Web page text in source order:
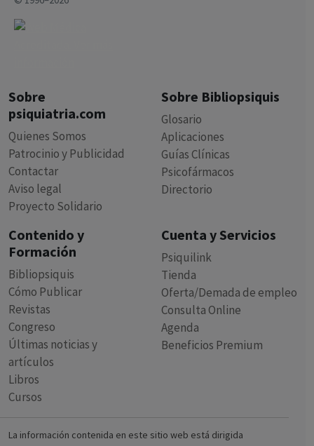
Sobre
psiquiatria.com
Quienes Somos
Patrocinio y Publicidad
Contactar
Aviso legal
Proyecto Solidario
Sobre Bibliopsiquis
Glosario
Aplicaciones
Guías Clínicas
Psicofármacos
Directorio
Contenido y
Formación
Bibliopsiquis
Cómo Publicar
Revistas
Congreso
Últimas noticias y
artículos
Libros
Cursos
Cuenta y Servicios
Psiquilink
Tienda
Oferta/Demada de empleo
Consulta Online
Agenda
Beneficios Premium
La información contenida en este sitio web está dirigida